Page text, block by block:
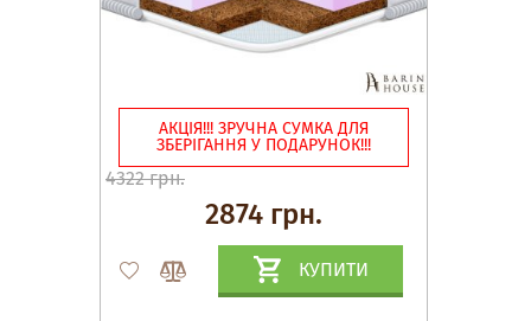
АКЦІЯ!!! ЗРУЧНА СУМКА ДЛЯ
ЗБЕРІГАННЯ У ПОДАРУНОК!!!
4322 грн.
2874 грн.
КУПИТИ